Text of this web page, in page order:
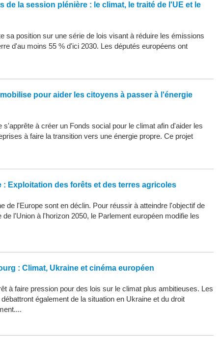
de la session plénière : le climat, le traité de l'UE et le
sa position sur une série de lois visant à réduire les émissions
d'au moins 55 % d'ici 2030. Les députés européens ont
pour aider les citoyens à passer à l'énergie
s'apprête à créer un Fonds social pour le climat afin d'aider les
à faire la transition vers une énergie propre. Ce projet
: Exploitation des forêts et des terres agricoles
de l'Europe sont en déclin. Pour réussir à atteindre l'objectif de
de l'Union à l'horizon 2050, le Parlement européen modifie les
: Climat, Ukraine et cinéma européen
à faire pression pour des lois sur le climat plus ambitieuses. Les
également de la situation en Ukraine et du droit